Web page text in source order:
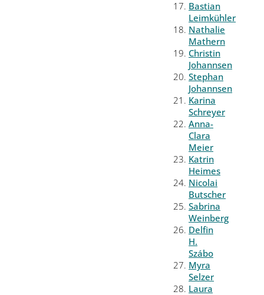
Bastian
Leimkühler
Nathalie
Mathern
Christin
Johannsen
Stephan
Johannsen
Karina
Schreyer
Anna-
Clara
Meier
Katrin
Heimes
Nicolai
Butscher
Sabrina
Weinberg
Delfin
H.
Szábo
Myra
Selzer
Laura